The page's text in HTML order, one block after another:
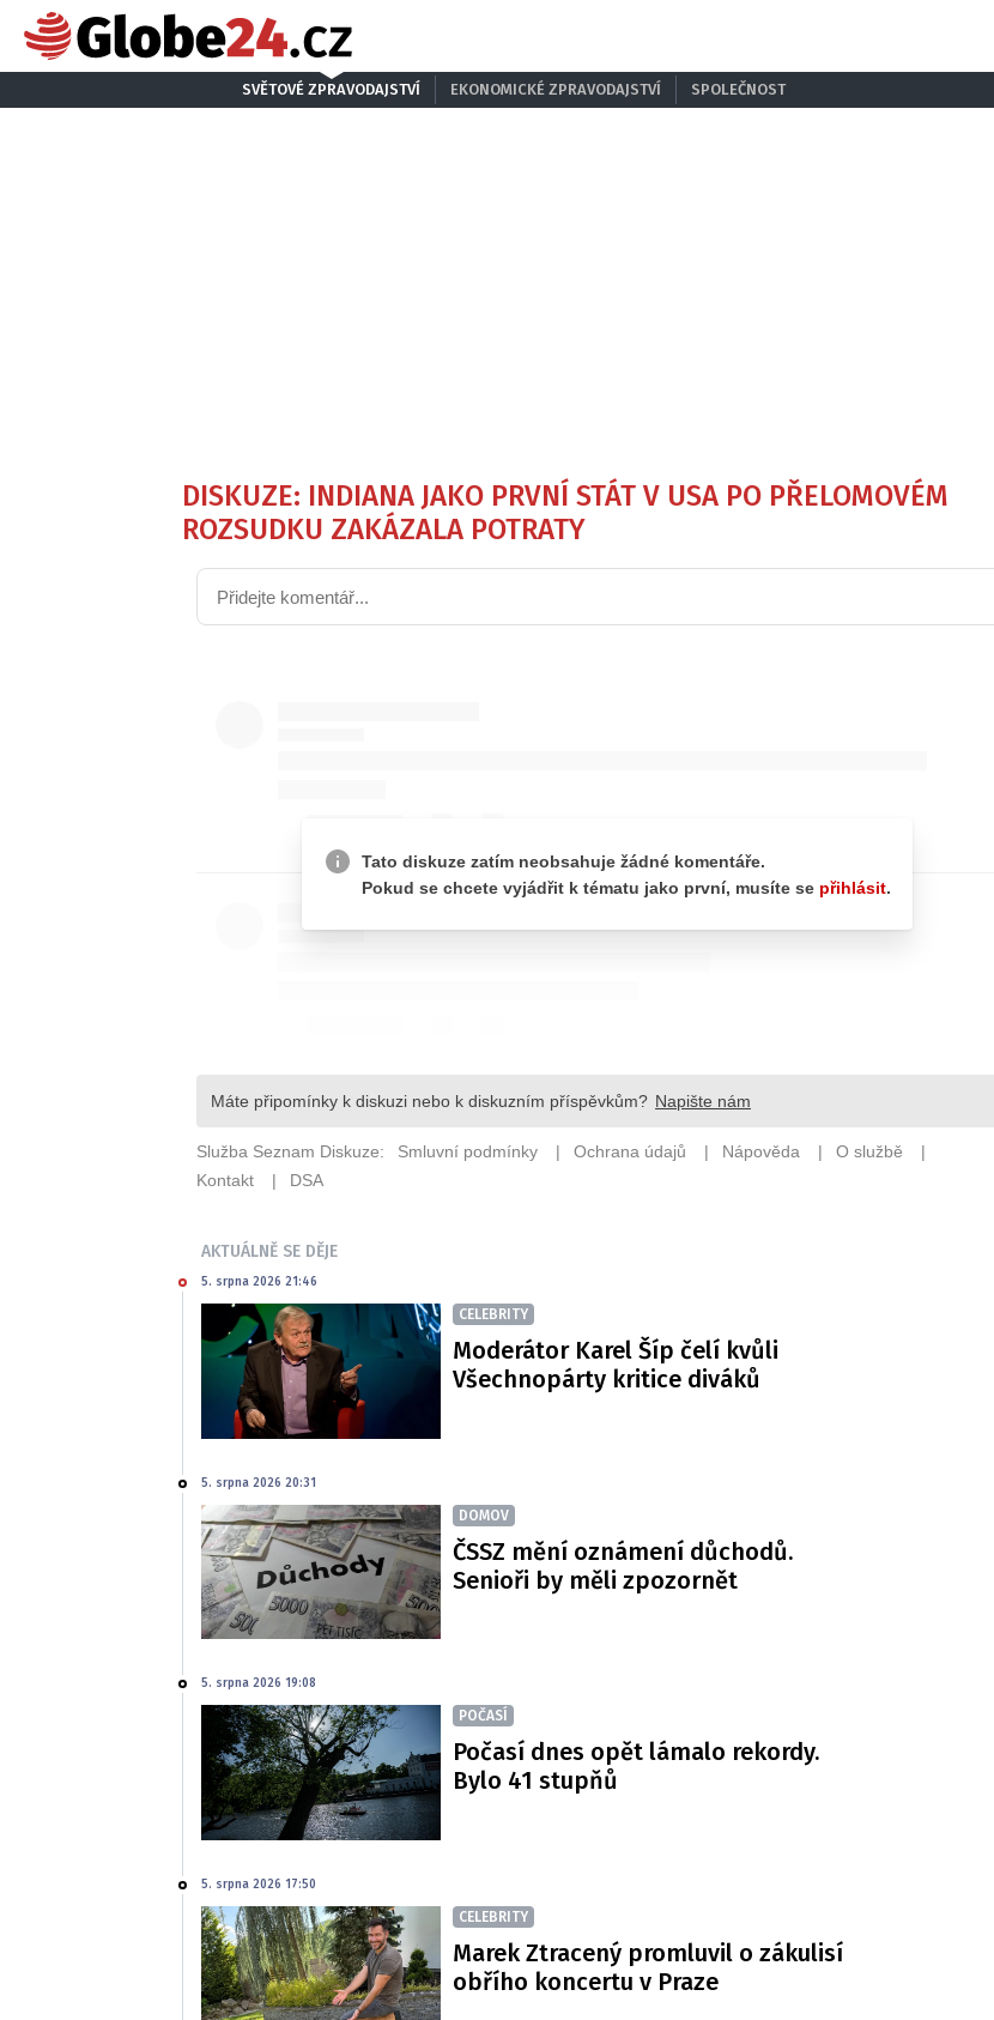
SVĚTOVÉ ZPRAVODAJSTVÍ EKONOMICKÉ ZPRAVODAJSTVÍ SPOLEČNOST
DISKUZE: INDIANA JAKO PRVNÍ STÁT V USA PO PŘELOMOVÉM
ROZSUDKU ZAKÁZALA POTRATY
AKTUÁLNĚ SE DĚJE
5. srpna 2026 21:46
CELEBRITY
Moderátor Karel Šíp čelí kvůli
Všechnopárty kritice diváků
5. srpna 2026 20:31
DOMOV
ČSSZ mění oznámení důchodů.
Senioři by měli zpozornět
5. srpna 2026 19:08
POČASÍ
Počasí dnes opět lámalo rekordy.
Bylo 41 stupňů
5. srpna 2026 17:50
CELEBRITY
Marek Ztracený promluvil o zákulisí
obřího koncertu v Praze